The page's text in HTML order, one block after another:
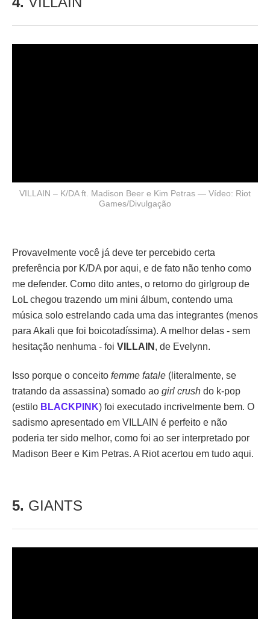
VILLAIN – K/DA ft. Madison Beer e Kim Petras — Vídeo: Riot
Games/Divulgação
Provavelmente você já deve ter percebido certa
preferência por K/DA por aqui, e de fato não tenho como
me defender. Como dito antes, o retorno do girlgroup de
LoL chegou trazendo um mini álbum, contendo uma
música solo estrelando cada uma das integrantes (menos
para Akali que foi boicotadíssima). A melhor delas - sem
hesitação nenhuma - foi VILLAIN , de Evelynn.
Isso porque o conceito femme fatale (literalmente, se
tratando da assassina) somado ao girl crush do k-pop
(estilo BLACKPINK) foi executado incrivelmente bem. O
sadismo apresentado em VILLAIN é perfeito e não
poderia ter sido melhor, como foi ao ser interpretado por
Madison Beer e Kim Petras. A Riot acertou em tudo aqui.
5. GIANTS